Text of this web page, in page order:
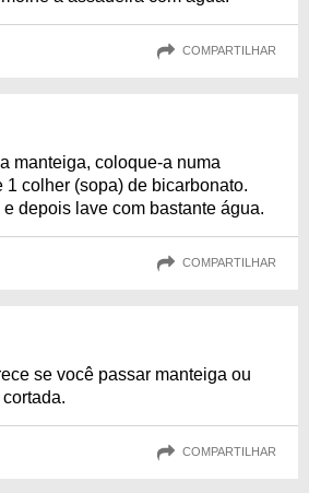
COMPARTILHAR
manteiga, coloque-a numa
1 colher (sopa) de bicarbonato.
depois lave com bastante água.
COMPARTILHAR
se você passar manteiga ou
COMPARTILHAR